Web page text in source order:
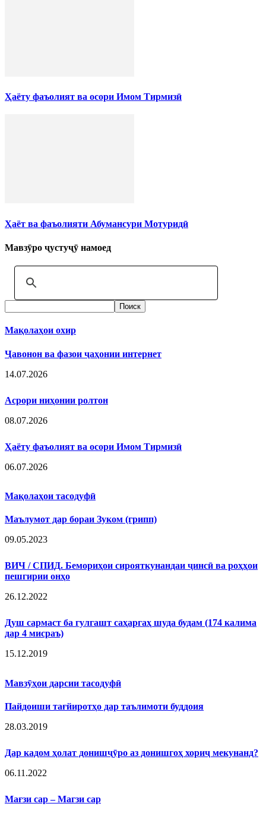
Ҳаёту фаъолият ва осори Имом Тирмизӣ
Ҳаёт ва фаъолияти Абумансури Мотуридӣ
Мавзӯро ҷустуҷӯ намоед
Мақолаҳои охир
Ҷавонон ва фазои ҷаҳонии интернет
14.07.2026
Асрори ниҳонии ролтон
08.07.2026
Ҳаёту фаъолият ва осори Имом Тирмизӣ
06.07.2026
Мақолаҳои тасодуфӣ
Маълумот дар бораи Зуком (грипп)
09.05.2023
ВИЧ / СПИД. Бемориҳои сирояткунандаи ҷинсӣ ва роҳҳои
пешгирии онҳо
26.12.2022
Душ сармаст ба гулгашт саҳаргаҳ шуда будам (174 калима
дар 4 мисраъ)
15.12.2019
Мавзӯҳои дарсии тасодуфӣ
Пайдоиши тағйиротҳо дар таълимоти буддоия
28.03.2019
Дар кадом ҳолат донишҷӯро аз донишгоҳ хориҷ мекунанд?
06.11.2022
Мағзи сар – Магзи сар